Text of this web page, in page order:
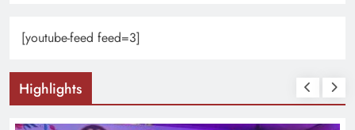
[youtube-feed feed=3]
Highlights